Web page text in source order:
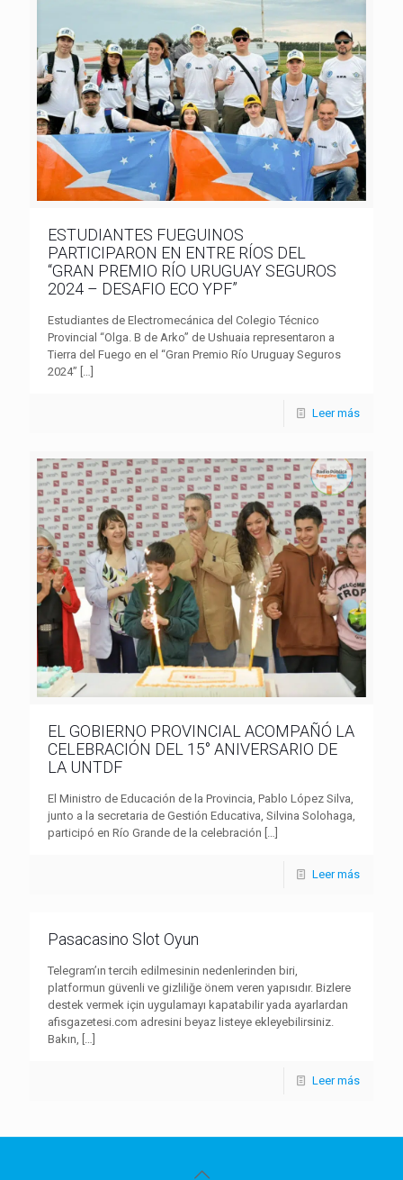
ESTUDIANTES FUEGUINOS
PARTICIPARON EN ENTRE RÍOS DEL
“GRAN PREMIO RÍO URUGUAY SEGUROS
2024 – DESAFIO ECO YPF”
Estudiantes de Electromecánica del Colegio Técnico
Provincial “Olga. B de Arko” de Ushuaia representaron a
Tierra del Fuego en el “Gran Premio Río Uruguay Seguros
2024”
Leer más
EL GOBIERNO PROVINCIAL ACOMPAÑÓ LA
CELEBRACIÓN DEL 15° ANIVERSARIO DE
LA UNTDF
El Ministro de Educación de la Provincia, Pablo López Silva,
junto a la secretaria de Gestión Educativa, Silvina Solohaga,
participó en Río Grande de la celebración […]
Leer más
Pasacasino Slot Oyun
Telegram’ın tercih edilmesinin nedenlerinden biri,
platformun güvenli ve gizliliğe önem veren yapısıdır. Bizlere
destek vermek için uygulamayı kapatabilir yada ayarlardan
afisgazetesi.com adresini beyaz listeye ekleyebilirsiniz.
Bakın, […]
Leer más